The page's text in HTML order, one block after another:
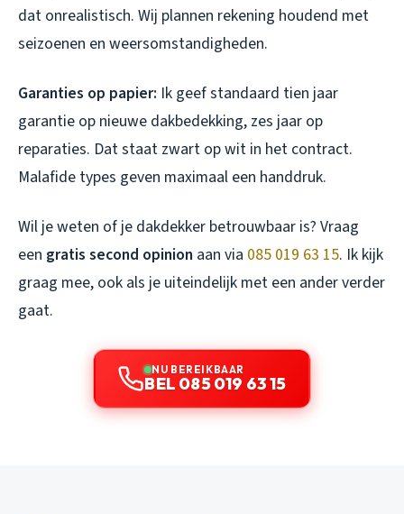
dat onrealistisch. Wij plannen rekening houdend met
seizoenen en weersomstandigheden.
Garanties op papier: Ik geef standaard tien jaar
garantie op nieuwe dakbedekking, zes jaar op
reparaties. Dat staat zwart op wit in het contract.
Malafide types geven maximaal een handdruk.
Wil je weten of je dakdekker betrouwbaar is? Vraag
een gratis second opinion aan via 085 019 63 15. Ik kijk
graag mee, ook als je uiteindelijk met een ander verder
gaat.
NU BEREIKBAAR
BEL 085 019 63 15